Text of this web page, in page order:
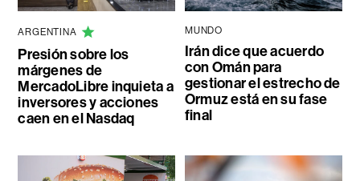
ARGENTINA
Presión sobre los
márgenes de
MercadoLibre inquieta a
inversores y acciones
caen en el Nasdaq
MUNDO
Irán dice que acuerdo
con Omán para
gestionar el estrecho de
Ormuz está en su fase
final